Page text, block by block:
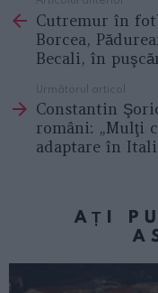
moreCutremur în
Borcea,
Becali, în
Următorul articol
Constantin
români: „Mulţi
adaptare în
AȚI